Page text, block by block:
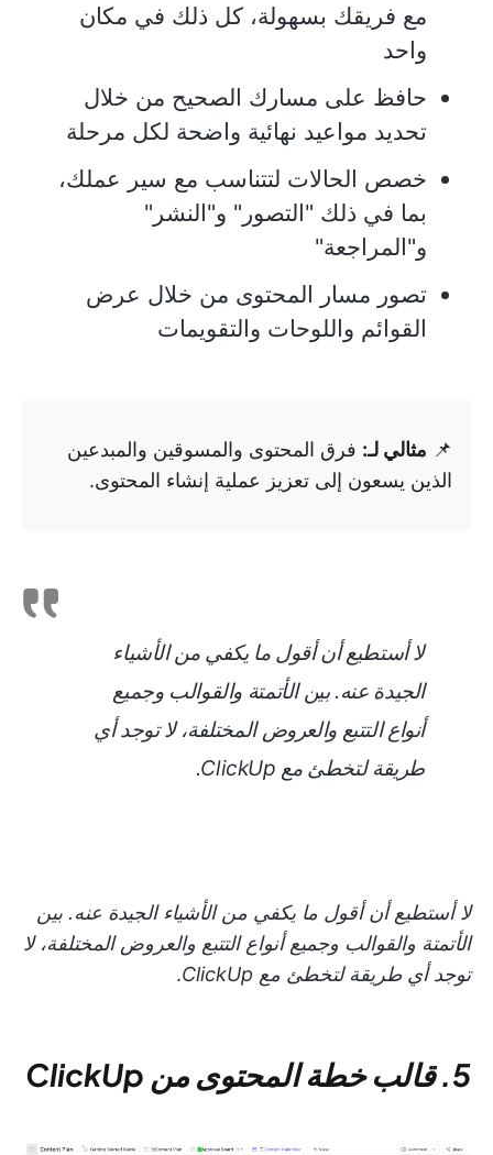
مع فريقك بسهولة، كل ذلك في مكان
واحد
حافظ على مسارك الصحيح من خلال
تحديد مواعيد نهائية واضحة لكل مرحلة
خصص الحالات لتتناسب مع سير عملك،
بما في ذلك "التصور" و"النشر"
و"المراجعة"
تصور مسار المحتوى من خلال عرض
القوائم واللوحات والتقويمات
📌 مثالي لـ: فرق المحتوى والمسوقين والمبدعين
الذين يسعون إلى تعزيز عملية إنشاء المحتوى.
لا أستطيع أن أقول ما يكفي من الأشياء
الجيدة عنه. بين الأتمتة والقوالب وجميع
أنواع التتبع والعروض المختلفة، لا توجد أي
طريقة لتخطئ مع ClickUp
.
لا أستطيع أن أقول ما يكفي من الأشياء الجيدة عنه. بين
الأتمتة والقوالب وجميع أنواع التتبع والعروض المختلفة، لا
توجد أي طريقة لتخطئ مع ClickUp
.
5. قالب خطة المحتوى من ClickUp